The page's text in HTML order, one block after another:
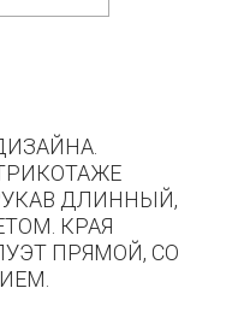
ДЛИННЫЙ,
КРАЯ
ПРЯМОЙ, СО